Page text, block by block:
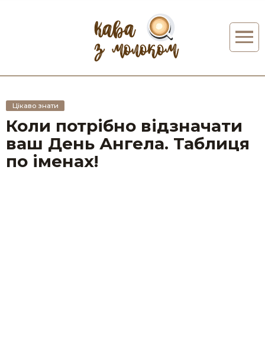
Цікаво знати
Коли потрібно відзначати
ваш День Ангела. Таблиця
по іменах!